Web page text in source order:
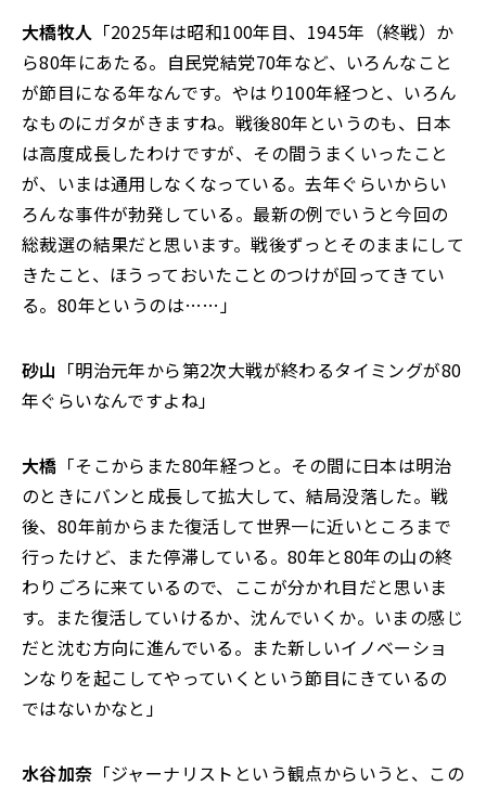
大橋牧人 「2025年は昭和100年目、1945年（終戦）か
ら80年にあたる。自民党結党70年など、いろんなこと
が節目になる年なんです。やはり100年経つと、いろん
なものにガタがきますね。戦後80年というのも、日本
は高度成長したわけですが、その間うまくいったこと
が、いまは通用しなくなっている。去年ぐらいからい
ろんな事件が勃発している。最新の例でいうと今回の
総裁選の結果だと思います。戦後ずっとそのままにして
きたこと、ほうっておいたことのつけが回ってきてい
る。80年というのは……」
砂山 「明治元年から第2次大戦が終わるタイミングが80
年ぐらいなんですよね」
大橋 「そこからまた80年経つと。その間に日本は明治
のときにバンと成長して拡大して、結局没落した。戦
後、80年前からまた復活して世界一に近いところまで
行ったけど、また停滞している。80年と80年の山の終
わりごろに来ているので、ここが分かれ目だと思いま
す。また復活していけるか、沈んでいくか。いまの感じ
だと沈む方向に進んでいる。また新しいイノベーショ
ンなりを起こしてやっていくという節目にきているの
ではないかなと」
水谷加奈 「ジャーナリストという観点からいうと、この